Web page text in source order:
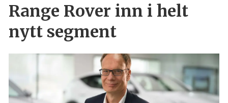
Range Rover inn i helt
nytt segment